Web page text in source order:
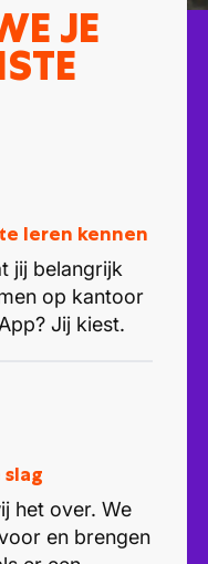
JE
leren kennen
jij belangrijk
op kantoor
Jij kiest.
het over. We
en brengen